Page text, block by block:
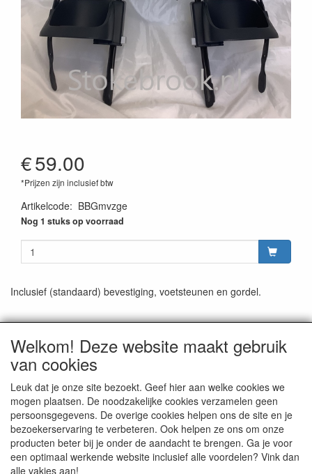
€59.00
*Prijzen zijn inclusief btw
Artikelcode: BBGmvzge
Nog 1 stuks op voorraad
Inclusief (standaard) bevestiging, voetsteunen en gordel.
CONTACTGEGEVENS
Rijwielhandel Stokebrook
Stadsweg 27
9917 PV Wirdum (Gn.)
E-mail: stokebrook@xs4all.nl
Telefoon: 0596 - 571646
Welkom! Deze website maakt gebruik
van cookies
Leuk dat je onze site bezoekt. Geef hier aan welke cookies we
mogen plaatsen. De noodzakelijke cookies verzamelen geen
persoonsgegevens. De overige cookies helpen ons de site en je
bezoekerservaring te verbeteren. Ook helpen ze ons om onze
producten beter bij je onder de aandacht te brengen. Ga je voor
een optimaal werkende website inclusief alle voordelen? Vink dan
alle vakjes aan!